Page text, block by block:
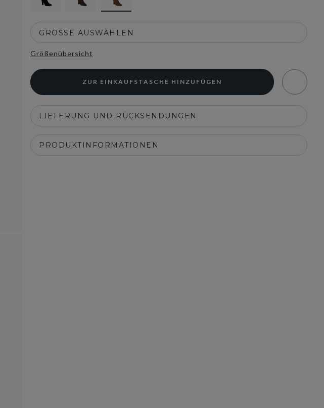
GRÖSSE AUSWÄHLEN
Größenübersicht
ZUR EINKAUFSTASCHE HINZUFÜGEN
LIEFERUNG UND RÜCKSENDUNGEN
PRODUKTINFORMATIONEN